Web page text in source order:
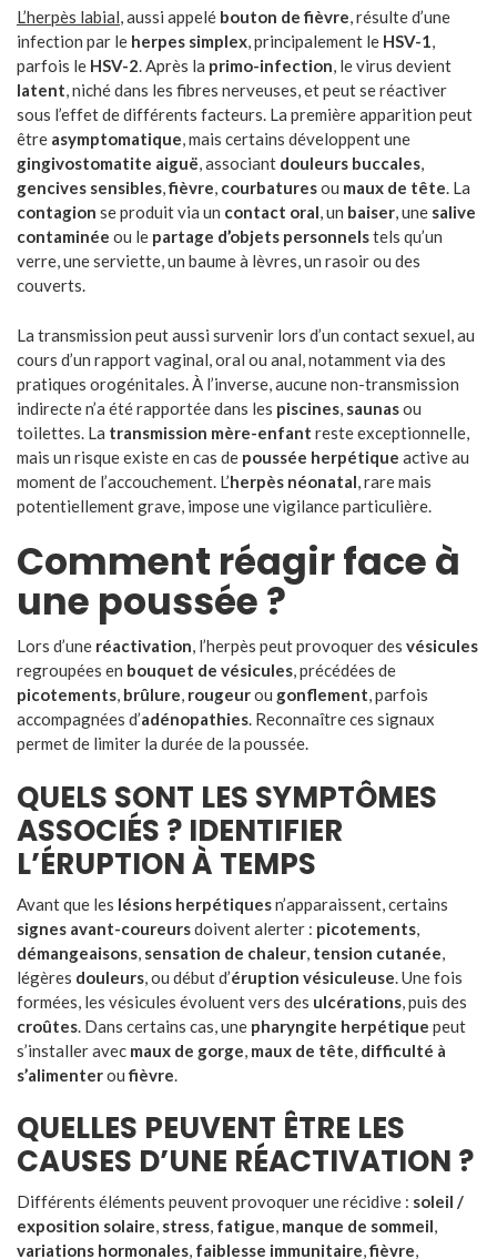
L’herpès labial, aussi appelé bouton de fièvre, résulte d’une
infection par le herpes simplex, principalement le HSV-1,
parfois le HSV-2. Après la primo-infection, le virus devient
latent, niché dans les fibres nerveuses, et peut se réactiver
sous l’effet de différents facteurs. La première apparition peut
être asymptomatique, mais certains développent une
gingivostomatite aiguë, associant douleurs buccales,
gencives sensibles,fièvre, courbaturesou maux de tête. La
contagion se produit via un contact oral, un baiser, une salive
contaminée ou le partage d’objets personnelstels qu’un
verre, une serviette, un baume à lèvres, un rasoir ou des
couverts.
La transmission peut aussi survenir lors d’un contact sexuel, au
cours d’un rapport vaginal, oral ou anal, notamment via des
pratiques orogénitales. À l’inverse, aucune non-transmission
indirecte n’a été rapportée dans les piscines saunasou
toilettes. La transmission mère-enfant reste exceptionnelle,
mais un risque existe en cas de poussée herpétique active au
moment de l’accouchement. L’herpès néonatal , rare mais
potentiellement grave, impose une vigilance particulière.
Comment réagir face à
une poussée ?
Lors d’une réactivation, l’herpès peut provoquer des vésicules
regroupées en bouquet de vésicules, précédées de
picotements, brûlure, rougeurou gonflement, parfois
accompagnées d’adénopathies. Reconnaître ces signaux
permet de limiter la durée de la poussée.
QUELS SONT LES SYMPTÔMES
ASSOCIÉS ? IDENTIFIER
L’ÉRUPTION À TEMPS
Avant que les lésions herpétiquesn’apparaissent, certains
signes avant-coureursdoivent alerter : picotements
démangeaisons sensation de chaleur tension cutanée
légères douleurs , ou début d’éruption vésiculeuse . Une fois
formées, les vésicules évoluent vers des ulcérations , puis des
croûtes . Dans certains cas, une pharyngite herpétique peut
s’installer avec maux de gorge maux de tête difficulté à
s’alimenteroufièvre
QUELLES PEUVENT ÊTRE LES
CAUSES D’UNE RÉACTIVATION ?
Différents éléments peuvent provoquer une récidive : soleil /
exposition solaire, stress, fatigue, manque de sommeil,
variations hormonales, faiblesse immunitaire,fièvre,